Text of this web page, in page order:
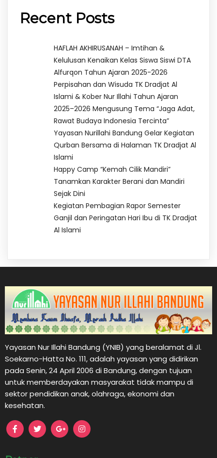
Recent Posts
HAFLAH AKHIRUSANAH – Imtihan &
Kelulusan Kenaikan Kelas Siswa Siswi DTA
Alfurqon Tahun Ajaran 2025-2026
Perpisahan dan Wisuda TK Dradjat Al
Islami & Kober Nur Illahi Tahun Ajaran
2025–2026 Mengusung Tema “Jaga Adat,
Rawat Budaya Indonesia Tercinta”
Yayasan Nurillahi Bandung Gelar Kegiatan
Qurban Bersama di Halaman TK Dradjat Al
Islami
Happy Camp “Kemah Cilik Mandiri”
Tanamkan Karakter Berani dan Mandiri
Sejak Dini
Kegiatan Pembagian Rapor Semester
Ganjil dan Peringatan Hari Ibu di TK Dradjat
Al Islami
Yayasan Nur Illahi Bandung (YNIB) yang beralamat di Jl.
Soekarno-Hatta No. 111, adalah yayasan yang didirikan
pada Senin, 24 April 2006 di Bandung, dengan tujuan
untuk memberdayakan masyarakat tidak mampu di
sektor pendidikan anak, olahraga, ekonomi dan
kesehatan.